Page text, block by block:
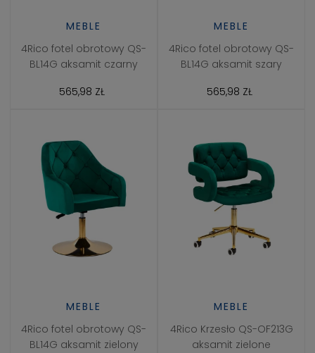
MEBLE
4Rico fotel obrotowy QS-
BL14G aksamit czarny
565,98 ZŁ
MEBLE
4Rico fotel obrotowy QS-
BL14G aksamit szary
565,98 ZŁ
MEBLE
4Rico fotel obrotowy QS-
BL14G aksamit zielony
MEBLE
4Rico Krzesło QS-OF213G
aksamit zielone